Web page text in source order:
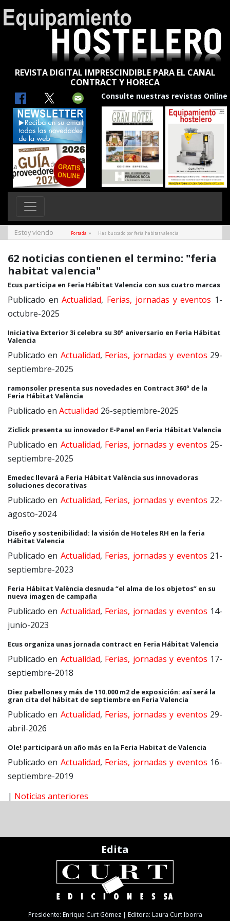
REVISTA DIGITAL IMPRESCINDIBLE PARA EL CANAL
CONTRACT Y HORECA
Consulte nuestras revistas Online
Estoy viendo Portada » Has buscado por feria habitat valencia
62 noticias contienen el termino: "feria
habitat valencia"
Ecus participa en Feria Hábitat Valencia con sus cuatro marcas
Publicado enActualidad, Ferias, jornadas y eventos 1-
octubre-2025
Iniciativa Exterior 3i celebra su 30º aniversario en Feria Hábitat
Valencia
Publicado en Actualidad, Ferias, jornadas y eventos 29-
septiembre-2025
ramonsoler presenta sus novedades en Contract 360º de la
Feria Hábitat València
Publicado en Actualidad 26-septiembre-2025
Ziclick presenta su innovador E-Panel en Feria Hábitat Valencia
Publicado en Actualidad, Ferias, jornadas y eventos 25-
septiembre-2025
Emedec llevará a Feria Hábitat València sus innovadoras
soluciones decorativas
Publicado en Actualidad, Ferias, jornadas y eventos 22-
agosto-2024
Diseño y sostenibilidad: la visión de Hoteles RH en la feria
Hábitat Valencia
Publicado en Actualidad, Ferias, jornadas y eventos 21-
septiembre-2023
Feria Hábitat València desnuda “el alma de los objetos” en su
nueva imagen de campaña
Publicado en Actualidad, Ferias, jornadas y eventos 14-
junio-2023
Ecus organiza unas jornada contract en Feria Hábitat Valencia
Publicado en Actualidad, Ferias, jornadas y eventos 17-
septiembre-2018
Diez pabellones y más de 110.000 m2 de exposición: así será la
gran cita del hábitat de septiembre en Feria Valencia
Publicado en Actualidad, Ferias, jornadas y eventos 29-
abril-2026
Ole! participará un año más en la Feria Habitat de Valencia
Publicado en Actualidad, Ferias, jornadas y eventos 16-
septiembre-2019
| Noticias anteriores
Edita
Presidente: Enrique Curt Gómez | Editora: Laura Curt Iborra